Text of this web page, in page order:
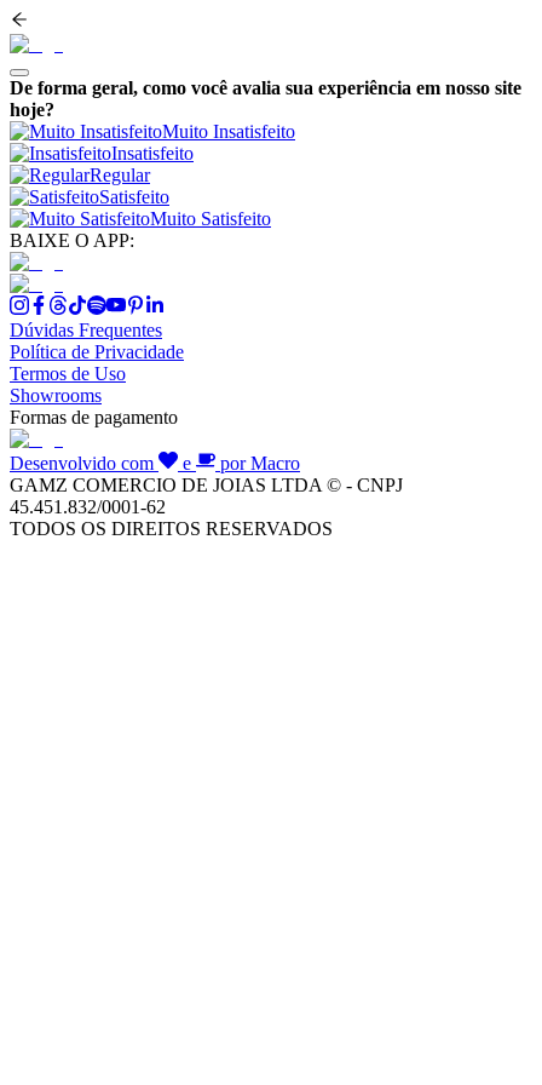
De forma geral, como você avalia sua experiência em nosso site
hoje?
Muito Insatisfeito
Insatisfeito
Regular
Satisfeito
Muito Satisfeito
BAIXE O APP:
Dúvidas Frequentes
Política de Privacidade
Termos de Uso
Showrooms
Formas de pagamento
Desenvolvido com e
por Macro
GAMZ COMERCIO DE JOIAS LTDA © - CNPJ
45.451.832/0001-62
TODOS OS DIREITOS RESERVADOS